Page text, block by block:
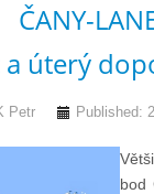
úterý
Petr Published:
bod